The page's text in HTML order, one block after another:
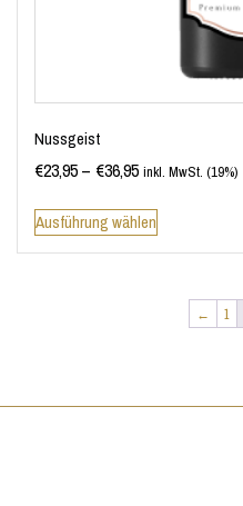
Nussgeist
€23,95– €36,95 inkl. MwSt. (19%)
Ausführung wählen
← 1